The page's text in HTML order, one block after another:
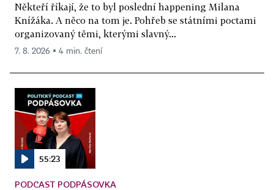
Někteří říkají, že to byl poslední happening Milana
Knížáka. A něco na tom je. Pohřeb se státními poctami
organizovaný těmi, kterými slavný...
7. 8. 2026 ▪ 4 min. čtení
55:23
PODCAST PODPÁSOVKA